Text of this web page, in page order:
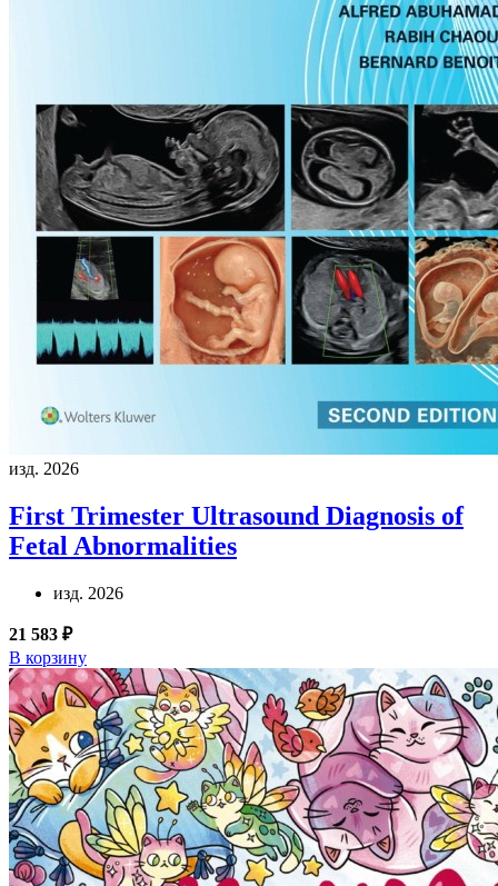
изд. 2026
First Trimester Ultrasound Diagnosis of
Fetal Abnormalities
изд. 2026
21 583 ₽
В корзину